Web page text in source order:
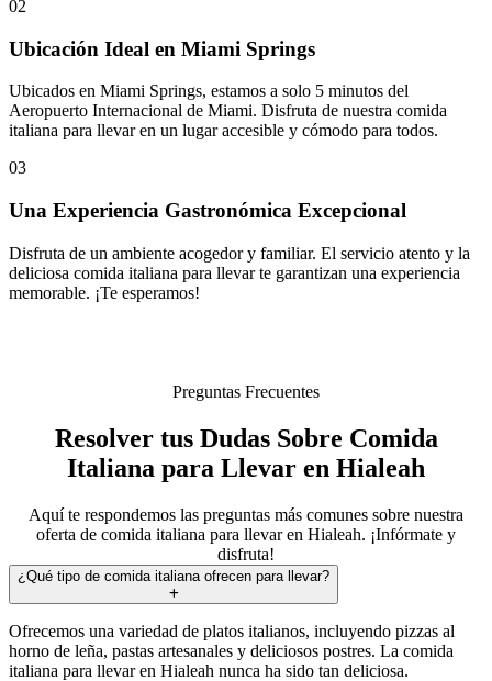
02
Ubicación Ideal en Miami Springs
Ubicados en Miami Springs, estamos a solo 5 minutos del
Aeropuerto Internacional de Miami. Disfruta de nuestra comida
italiana para llevar en un lugar accesible y cómodo para todos.
03
Una Experiencia Gastronómica Excepcional
Disfruta de un ambiente acogedor y familiar. El servicio atento y la
deliciosa comida italiana para llevar te garantizan una experiencia
memorable. ¡Te esperamos!
Preguntas Frecuentes
Resolver tus Dudas Sobre Comida
Italiana para Llevar en Hialeah
Aquí te respondemos las preguntas más comunes sobre nuestra
oferta de comida italiana para llevar en Hialeah. ¡Infórmate y
disfruta!
¿Qué tipo de comida italiana ofrecen para llevar?
Ofrecemos una variedad de platos italianos, incluyendo pizzas al
horno de leña, pastas artesanales y deliciosos postres. La comida
italiana para llevar en Hialeah nunca ha sido tan deliciosa.